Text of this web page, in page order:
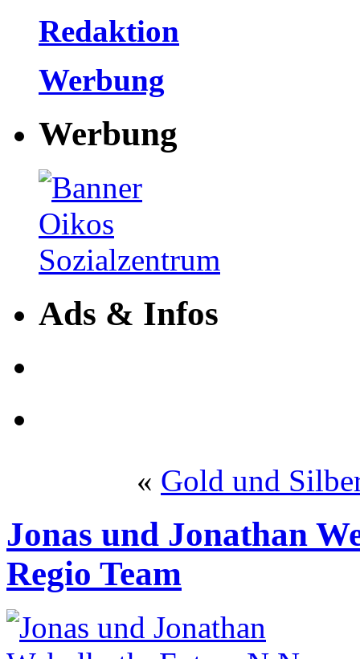
Redaktion
Werbung
Werbung
Ads & Infos
« Gold und
Jonas und Jonathan
Regio Team